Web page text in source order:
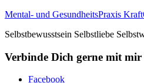
Mental- und GesundheitsPraxis
Selbstbewusstsein Selbstliebe
Verbinde Dich gerne mit mir
Facebook